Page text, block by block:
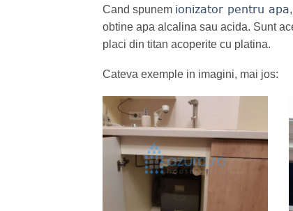
Cand spunem ionizator pentru apa
obtine apa alcalina sau acida. Sunt
placi din titan acoperite cu platina.
Cateva exemple in imagini, mai jos: